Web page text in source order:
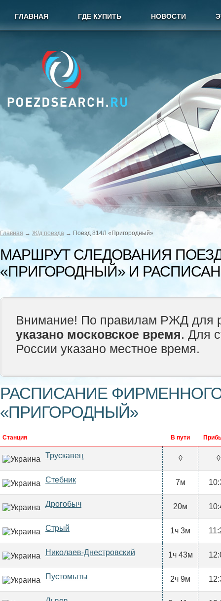
ГЛАВНАЯ ГДЕ КУПИТЬ НОВОСТИ
Главная → Ж/д поезда → Поезд 814Л «Пригородный»
МАРШРУТ СЛЕДОВАНИЯ
«ПРИГОРОДНЫЙ» И
Внимание! По правилам РЖД для
указано московское время. Для
России указано местное время.
РАСПИСАНИЕ
«ПРИГОРОДНЫЙ»
Станция В пути
Трускавец ◊ ◊
Стебник 7м
Дрогобыч 20м
Стрый 1ч 3м
Николаев-Днестровский 1ч 43м
Пустомыты 2ч 9м